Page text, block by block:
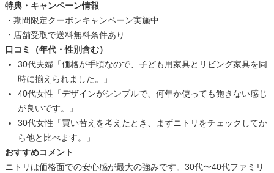
特典・キャンペーン情報
・期間限定クーポンキャンペーン実施中
・店舗受取で送料無料条件あり
口コミ（年代・性別含む）
30代夫婦「価格が手頃なので、子ども用家具とリビング家具を同
時に揃えられました。」
40代女性「デザインがシンプルで、何年か使っても飽きない感じ
が良いです。」
30代女性「買い替えを考えたとき、まずニトリをチェックしてか
ら他と比べます。」
おすすめコメント
ニトリは価格面での安心感が最大の強みです。30代〜40代ファミリ